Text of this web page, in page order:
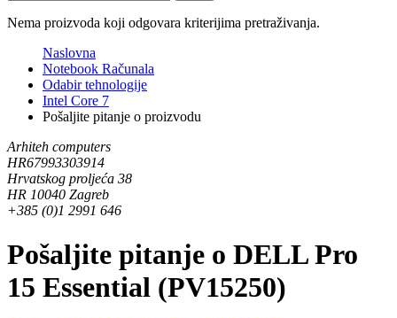
Nema proizvoda koji odgovara kriterijima pretraživanja.
Naslovna
Notebook Računala
Odabir tehnologije
Intel Core 7
Pošaljite pitanje o proizvodu
Arhiteh computers
HR67993303914
Hrvatskog proljeća 38
HR 10040 Zagreb
+385 (0)1 2991 646
Pošaljite pitanje o DELL Pro
15 Essential (PV15250)